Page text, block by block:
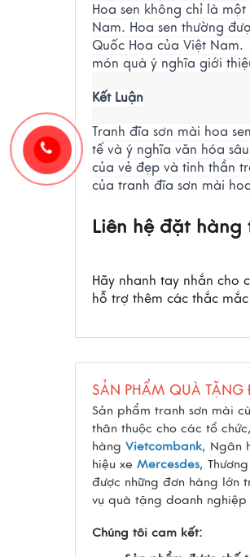
Hoa sen không chỉ là
Nam. Hoa sen thường
Quốc Hoa của Việt
món quà ý nghĩa giới
Kết Luận
Tranh đĩa sơn mài hoa
tế và ý nghĩa văn hóa
của vẻ đẹp và tinh thần
của tranh đĩa sơn mài
Liên hệ đặt hàng
Hãy nhanh tay nhắn
hỗ trợ thêm các thắc
SẢN PHẨM QUÀ
Sản phẩm tranh sơn mài
thân thuộc cho các tổ
hàng Vietcombank, Ngân
hiệu xe Mercesdes,
được những đơn hàng lớn
vụ quà tặng doanh
Chúng tôi cam kết: